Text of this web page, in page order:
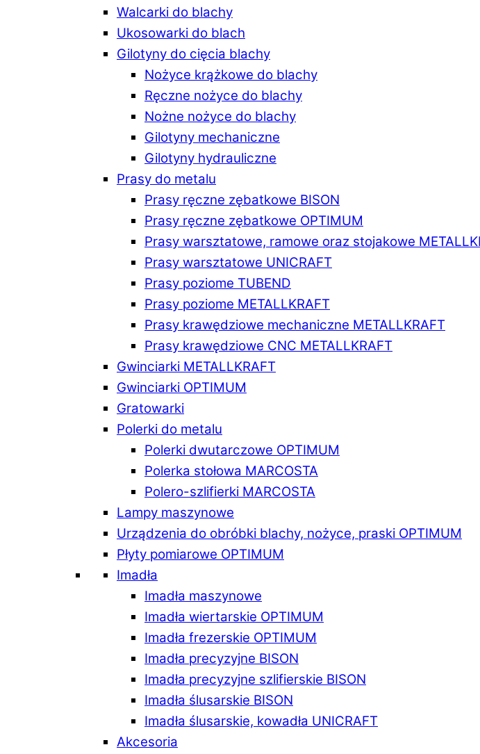
Walcarki do blachy
Ukosowarki do blach
Gilotyny do cięcia blachy
Nożyce krążkowe do blachy
Ręczne nożyce do blachy
Nożne nożyce do blachy
Gilotyny mechaniczne
Gilotyny hydrauliczne
Prasy do metalu
Prasy ręczne zębatkowe BISON
Prasy ręczne zębatkowe OPTIMUM
Prasy warsztatowe, ramowe oraz stojakowe
Prasy warsztatowe UNICRAFT
Prasy poziome TUBEND
Prasy poziome METALLKRAFT
Prasy krawędziowe mechaniczne METALLKRAFT
Prasy krawędziowe CNC METALLKRAFT
Gwinciarki METALLKRAFT
Gwinciarki OPTIMUM
Gratowarki
Polerki do metalu
Polerki dwutarczowe OPTIMUM
Polerka stołowa MARCOSTA
Polero-szlifierki MARCOSTA
Lampy maszynowe
Urządzenia do obróbki blachy, nożyce, praski OPTIMUM
Płyty pomiarowe OPTIMUM
Imadła
Imadła maszynowe
Imadła wiertarskie OPTIMUM
Imadła frezerskie OPTIMUM
Imadła precyzyjne BISON
Imadła precyzyjne szlifierskie BISON
Imadła ślusarskie BISON
Imadła ślusarskie, kowadła UNICRAFT
Akcesoria